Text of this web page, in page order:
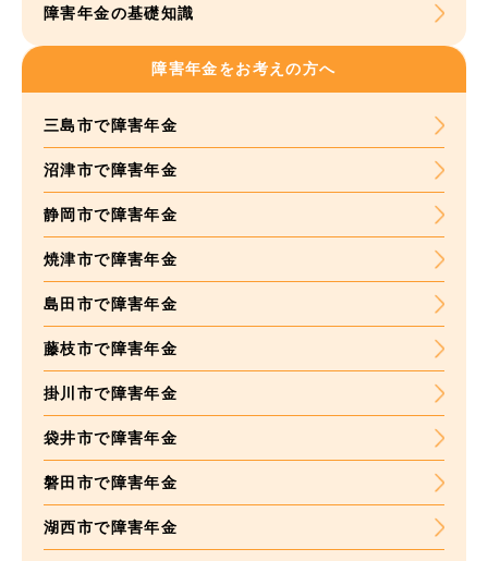
障害年金の基礎知識
障害年金をお考えの方へ
三島市で障害年金
沼津市で障害年金
静岡市で障害年金
焼津市で障害年金
島田市で障害年金
藤枝市で障害年金
掛川市で障害年金
袋井市で障害年金
磐田市で障害年金
湖西市で障害年金